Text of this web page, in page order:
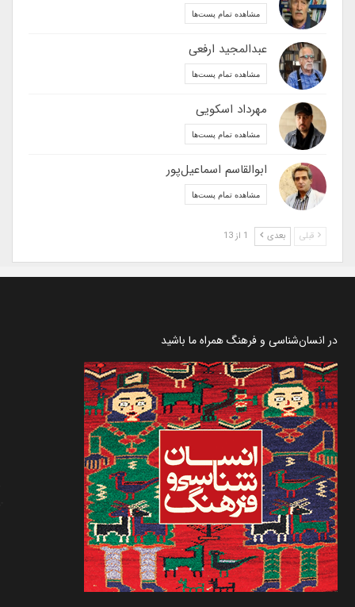
مشاهده تمام پست‌ها
عبدالمجید ارفعی
مشاهده تمام پست‌ها
مهرداد اسکویی
مشاهده تمام پست‌ها
ابوالقاسم اسماعیل‌پور
مشاهده تمام پست‌ها
قبلی بعدی
در انسان‌شناسی و فرهنگ همراه ما باشید